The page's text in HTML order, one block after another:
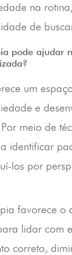
na
de
pode ajudar
um
e
meio de
identificar
los por
favorece o
lidar com
correto,